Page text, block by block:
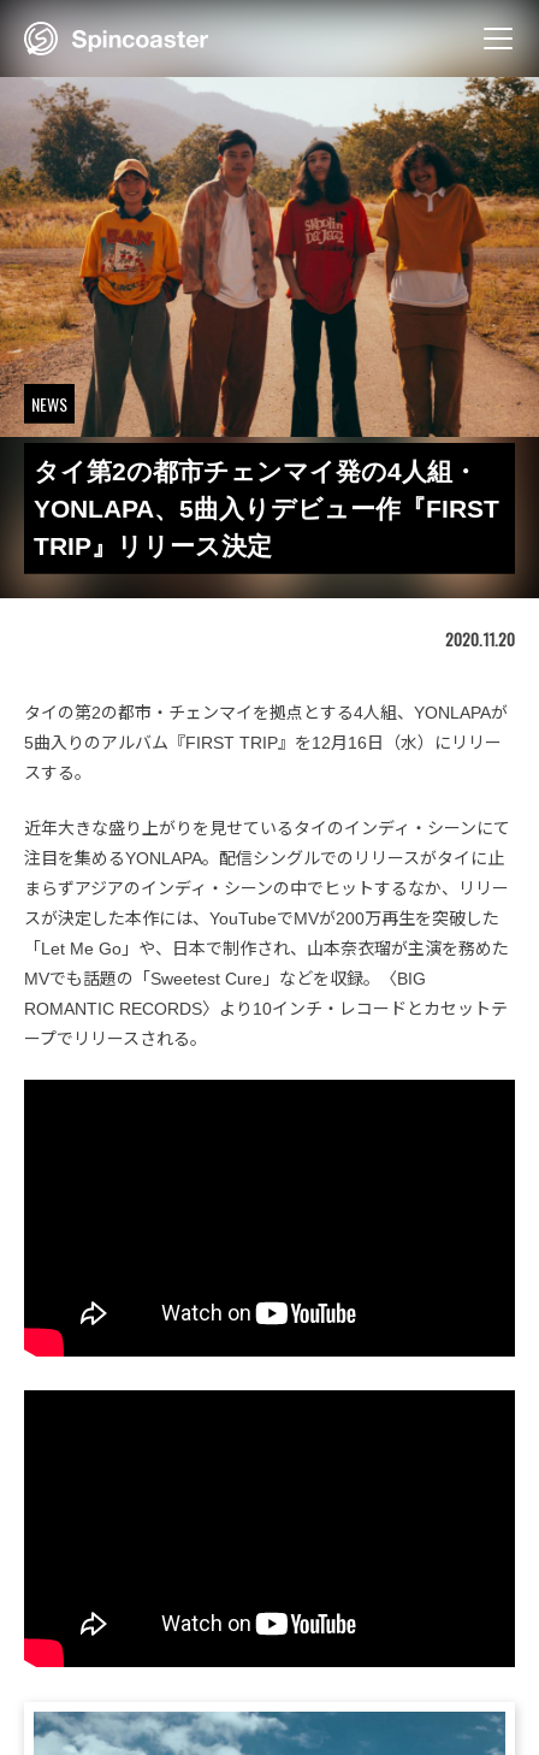
Skip
NEWS
タイ第2の都市チェンマイ発の4人組・
YONLAPA、5曲入りデビュー作『FIRST
TRIP』リリース決定
2020.11.20
タイの第2の都市・チェンマイを拠点とする4人組、YONLAPAが
5曲入りのアルバム『FIRST TRIP』を12月16日（水）にリリー
スする。
近年大きな盛り上がりを見せているタイのインディ・シーンにて
注目を集めるYONLAPA。配信シングルでのリリースがタイに止
まらずアジアのインディ・シーンの中でヒットするなか、リリー
スが決定した本作には、YouTubeでMVが200万再生を突破した
「Let Me Go」や、日本で制作され、山本奈衣瑠が主演を務めた
MVでも話題の「Sweetest Cure」などを収録。〈BIG
ROMANTIC RECORDS〉より10インチ・レコードとカセットテ
ープでリリースされる。